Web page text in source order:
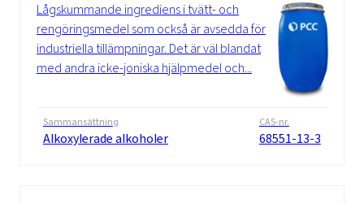
Lågskummande ingrediens i tvätt- och
rengöringsmedel som också är avsedda för
industriella tillämpningar. Det är väl blandat
med andra icke-joniska hjälpmedel och...
Sammansättning
Alkoxylerade alkoholer
CAS-nr.
68551-13-3